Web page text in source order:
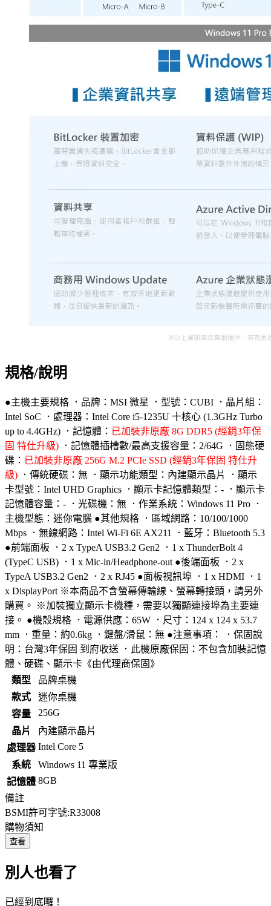
規格/說明
●主機主要規格 ．品牌：MSI 微星 ．型號：CUBI ．晶片組：
Intel SoC ．處理器：Intel Core i5-1235U 十核心 (1.3GHz Turbo
up to 4.4GHz) ．記憶體： 已加裝非原廠 8G DDR5 (經銷3年保
固 特仕升級) ．記憶體插槽數/最高支援容量：2/64G ．固態硬
碟： 已加裝非原廠 256G M.2 PCIe SSD (經銷3年保固 特仕升
級) ．傳統硬碟：無 ．顯示功能類型：內建顯示晶片 ．顯示
卡型號：Intel UHD Graphics ．顯示卡記憶體類型：- ．顯示卡
記憶體容量：- ．光碟機：無 ．作業系統：Windows 11 Pro ．
主機型態：迷你電腦 ●其他規格 ．區域網路：10/100/1000
Mbps ．無線網路：Intel Wi-Fi 6E AX211 ．藍牙：Bluetooth 5.3
●前端面板 ．2 x TypeA USB3.2 Gen2 ．1 x ThunderBolt 4
(TypeC USB) ．1 x Mic-in/Headphone-out ●後端面板 ．2 x
TypeA USB3.2 Gen2 ．2 x RJ45 ●面板視訊埠 ．1 x HDMI ．1
x DisplayPort ※本商品不含螢幕傳輸線、螢幕轉接頭，請另外
購買。 ※加裝獨立顯示卡機種，需要以獨顯連接埠為主要連
接。 ●機殼規格 ．電源供應：65W ．尺寸：124 x 124 x 53.7
mm ．重量：約0.6kg ．鍵盤/滑鼠：無 ●注意事項： ．保固說
明：台灣3年保固 到府收送 ．此機原廠保固：不包含加裝記憶
體、硬碟、顯示卡《由代理商保固》
類型
品牌桌機
款式
迷你桌機
容量
256G
晶片
內建顯示晶片
處理器 Intel Core 5
系統
Windows 11 專業版
記憶體 8GB
備註
BSMI許可字號:R33008
購物須知
查看
別人也看了
已經到底囉！